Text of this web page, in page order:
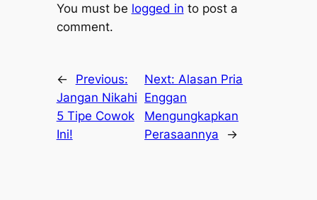
You must be logged in to post a
comment.
←
Previous:
Jangan Nikahi
5 Tipe Cowok
Ini!
Next: Alasan Pria
Enggan
Mengungkapkan
Perasaannya
→